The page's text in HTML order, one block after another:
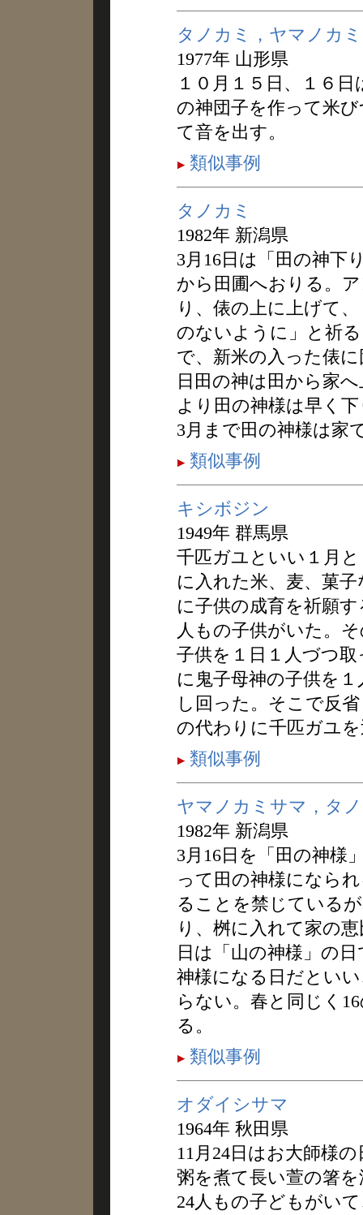
タノカミ，ヤマノカミ
1977年 山形県
１０月１５日、１６
の神団子を作って米
て音を出す。
類似事例
タノカミ
1982年 新潟県
3月16日は「田の神下
から田圃へおりる。
り、俵の上に上げて
のないように」と祈
で、新米の入った俵
日田の神は田から家
より田の神様は早く
3月まで田の神様は家
類似事例
キシボジン
1949年 群馬県
千匹ガユといい１月
に入れた米、麦、菓
に子供の成育を祈願
人もの子供がいた。
子供を１日１人づつ
に鬼子母神の子供を
し回った。そこで反
の代わりに千匹ガユ
類似事例
ヤマノカミサマ，タ
1982年 新潟県
3月16日を「田の神様
って田の神様になら
ることを禁じている
り、桝に入れて家の
日は「山の神様」の
神様になる日だとい
らない。春と同じく
る。
類似事例
オダイシサマ
1964年 秋田県
11月24日はお大師様
粥を煮て長い萱の箸
24人もの子どもがい